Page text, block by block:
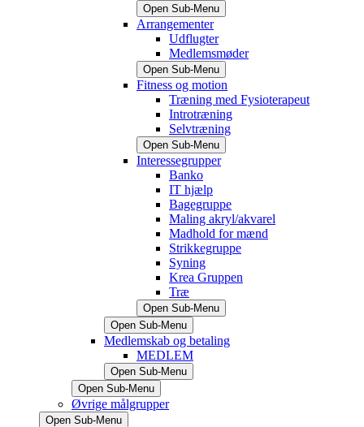
Open Sub-Menu
Arrangementer
Udflugter
Medlemsmøder
Open Sub-Menu
Fitness og motion
Træning med Fysioterapeut
Introtræning
Selvtræning
Open Sub-Menu
Interessegrupper
Banko
IT hjælp
Bagegruppe
Maling akryl/akvarel
Madhold for mænd
Strikkegruppe
Syning
Krea Gruppen
Træ
Open Sub-Menu
Open Sub-Menu
Medlemskab og betaling
MEDLEM
Open Sub-Menu
Open Sub-Menu
Øvrige målgrupper
Open Sub-Menu